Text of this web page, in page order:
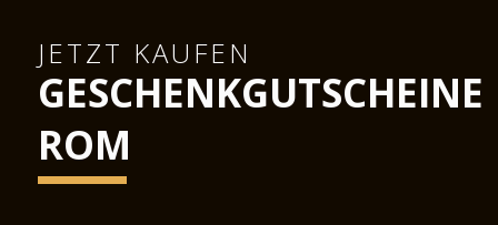
JETZT KAUFEN
GESCHENKGUTSCHEINE
ROM